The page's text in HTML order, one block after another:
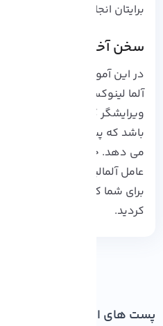
برایتان انجام خواهد شد.
سخن آخر
ویرایشگر کاربردی و سازگار
باشد که پشتیبانی از زبان های
می دهد. چنانچه قصد دارید
عامل آلمالینوکس خود نصب
برای شما کاربردی باشد. ممنون
کردید.
پست های اخیر